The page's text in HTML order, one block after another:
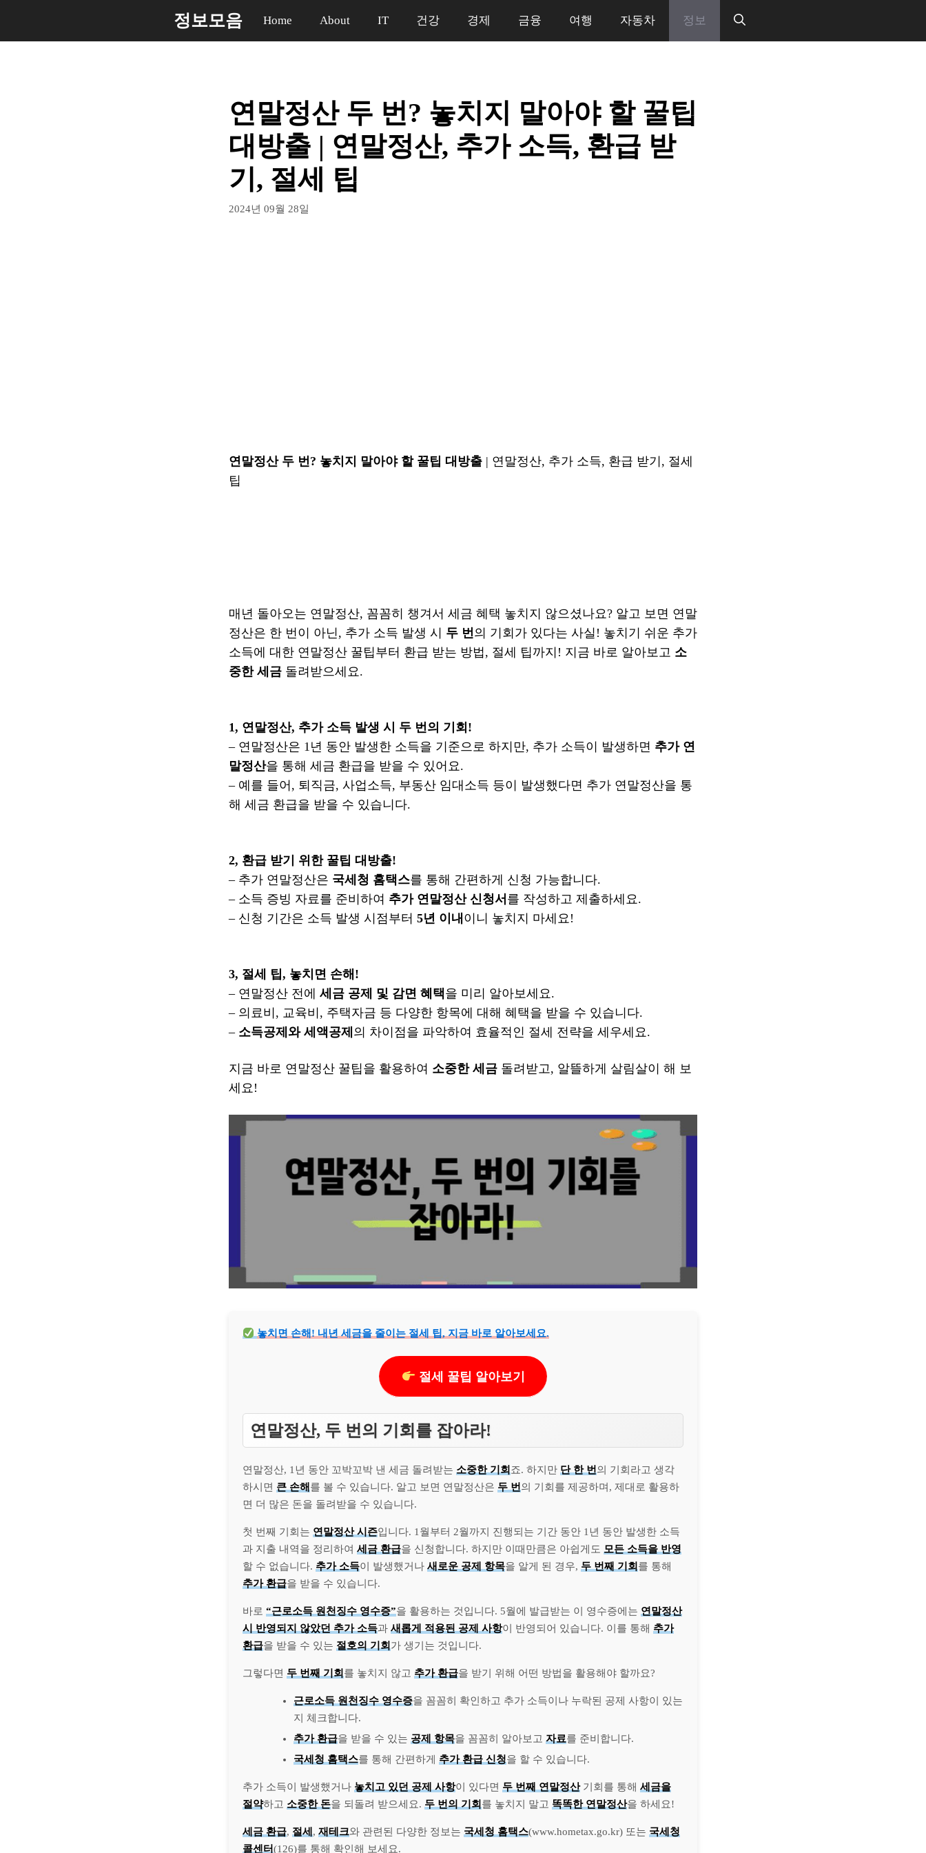
정보모음 Home About IT 건강 경제 금융 여행 자동차 정보
연말정산 두 번? 놓치지 말아야 할 꿀팁
대방출 | 연말정산, 추가 소득, 환급 받
기, 절세 팁
2024년 09월 28일
연말정산 두 번? 놓치지 말아야 할 꿀팁 대방출 | 연말정산, 추가 소득, 환급 받기, 절세
팁
매년 돌아오는 연말정산, 꼼꼼히 챙겨서 세금 혜택 놓치지 않으셨나요? 알고 보면 연말
정산은 한 번이 아닌, 추가 소득 발생 시 두 번 의 기회가 있다는 사실! 놓치기 쉬운 추가
소득에 대한 연말정산 꿀팁부터 환급 받는 방법, 절세 팁까지! 지금 바로 알아보고 소
중한 세금 돌려받으세요.
1, 연말정산, 추가 소득 발생 시 두 번의 기회!
– 연말정산은 1년 동안 발생한 소득을 기준으로 하지만, 추가 소득이 발생하면 추가 연
말정산을 통해 세금 환급을 받을 수 있어요.
– 예를 들어, 퇴직금, 사업소득, 부동산 임대소득 등이 발생했다면 추가 연말정산을 통
해 세금 환급을 받을 수 있습니다.
2, 환급 받기 위한 꿀팁 대방출!
– 추가 연말정산은 국세청 홈택스를 통해 간편하게 신청 가능합니다.
– 소득 증빙 자료를 준비하여 추가 연말정산 신청서 를 작성하고 제출하세요.
– 신청 기간은 소득 발생 시점부터 5년 이내 이니 놓치지 마세요!
3, 절세 팁, 놓치면 손해!
– 연말정산 전에 세금 공제 및 감면 혜택을 미리 알아보세요.
– 의료비, 교육비, 주택자금 등 다양한 항목에 대해 혜택을 받을 수 있습니다.
– 소득공제와 세액공제 의 차이점을 파악하여 효율적인 절세 전략을 세우세요.
지금 바로 연말정산 꿀팁을 활용하여 소중한 세금 돌려받고, 알뜰하게 살림살이 해 보
세요!
놓치면 손해! 내년 세금을 줄이는 절세 팁, 지금 바로 알아보세요.
절세 꿀팁 알아보기
연말정산, 두 번의 기회를 잡아라!
연말정산, 1년 동안 꼬박꼬박 낸 세금 돌려받는 소중한 기회죠. 하지만 단 한 번의 기회라고 생각
하시면 큰 손해를 볼 수 있습니다. 알고 보면 연말정산은 두 번의 기회를 제공하며, 제대로 활용하
면 더 많은 돈을 돌려받을 수 있습니다.
첫 번째 기회는 연말정산 시즌입니다. 1월부터 2월까지 진행되는 기간 동안 1년 동안 발생한 소득
과 지출 내역을 정리하여 세금 환급을 신청합니다. 하지만 이때만큼은 아쉽게도 모든 소득을 반영
할 수 없습니다. 추가 소득이 발생했거나 새로운 공제 항목을 알게 된 경우, 두 번째 기회를 통해
추가 환급을 받을 수 있습니다.
바로 “근로소득 원천징수 영수증”을 활용하는 것입니다. 5월에 발급받는 이 영수증에는 연말정산
시 반영되지 않았던 추가 소득과 새롭게 적용된 공제 사항이 반영되어 있습니다. 이를 통해 추가
환급을 받을 수 있는 절호의 기회가 생기는 것입니다.
그렇다면 두 번째 기회를 놓치지 않고 추가 환급을 받기 위해 어떤 방법을 활용해야 할까요?
근로소득 원천징수 영수증을 꼼꼼히 확인하고 추가 소득이나 누락된 공제 사항이 있는
지 체크합니다.
추가 환급을 받을 수 있는 공제 항목을 꼼꼼히 알아보고 자료를 준비합니다.
국세청 홈택스를 통해 간편하게 추가 환급 신청을 할 수 있습니다.
추가 소득이 발생했거나 놓치고 있던 공제 사항이 있다면 두 번째 연말정산기회를 통해 세금을
절약하고 소중한 돈을 되돌려 받으세요. 두 번의 기회를 놓치지 말고 똑똑한 연말정산을 하세요!
세금 환급, 절세, 재테크와 관련된 다양한 정보는 국세청 홈택스(www.hometax.go.kr) 또는 국세청
콜센터(126)를 통해 확인해 보세요.